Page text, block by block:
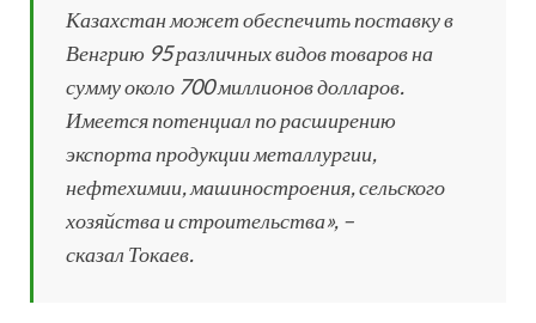
Казахстан может обеспечить поставку в
Венгрию 95 различных видов товаров на
сумму около 700 миллионов долларов.
Имеется потенциал по расширению
экспорта продукции металлургии,
нефтехимии, машиностроения, сельского
хозяйства и строительства», –
сказал Токаев.